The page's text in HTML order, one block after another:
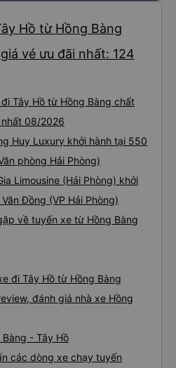
Hồ từ Hồng Bàng
vé ưu đãi nhất: 124
Tây Hồ từ Hồng Bàng chất
08/2026
Huy Luxury khởi hành tại 550
phòng Hải Phòng)
Limousine (Hải Phòng) khởi
Đồng (VP Hải Phòng)
về tuyến xe từ Hồng Bàng
đi Tây Hồ từ Hồng Bàng
đánh giá nhà xe Hồng
Bàng - Tây Hồ
các dòng xe chạy tuyến